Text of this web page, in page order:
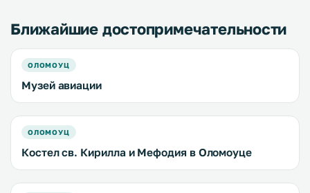
Ближайшие достопримечательности
ОЛОМОУЦ
Музей авиации
ОЛОМОУЦ
Костел св. Кирилла и Мефодия в Оломоуце